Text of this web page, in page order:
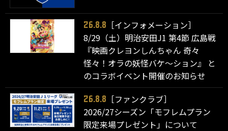
26.8.8
［インフォメーション］
8/29（土）明治安田J1 第4節 広島戦
『映画クレヨンしんちゃん 奇々
怪々！オラの妖怪バケ～ション』 と
のコラボイベント開催のお知らせ
26.8.8
［ファンクラブ］
2026/27シーズン「モフレムプラン
限定来場プレゼント」について